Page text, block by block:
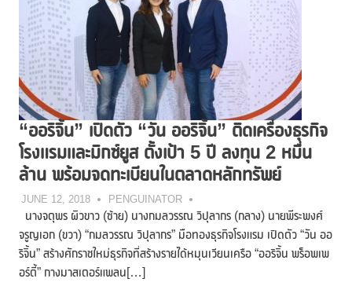
“ออริจิ้น” เปิดตัว “วัน ออริจิ้น” ติดเครื่องธุรกิจ
โรงแรมและมิกซ์ยูส ตั้งเป้า 5 ปี ลงทุน 2 หมื่น
ล้าน พร้อมจดทะเบียนในตลาดหลักทรัพย์
JUNE 12, 2018 PENGUINATOR
นางจตุพร ผิวขาว (ซ้าย) นางกมลวรรณ วิปุลากร (กลาง) นายพีระพงศ์
จรูญเอก (ขวา) “กมลวรรณ วิปุลากร” มือทองธุรกิจโรงแรม เปิดตัว “วัน ออ
ริจิ้น” สร้างศักราชใหม่ธุรกิจที่สร้างรายได้หมุนเวียนเครือ “ออริจิ้น พร็อพเพ
อร์ตี้” กางมาสเตอร์แพลน[…]